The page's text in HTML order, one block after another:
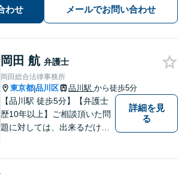
スを提供します。【大井町駅徒歩2分】
わせ メールでお問い合わせ
岡田 航 弁護士
岡田総合法律事務所
東京都|品川区 品川駅 から徒歩5分
【品川駅 徒歩5分】【弁護士
歴10年以上】ご相談頂いた問
題に対しては、出来るだけ多
詳細を見
る